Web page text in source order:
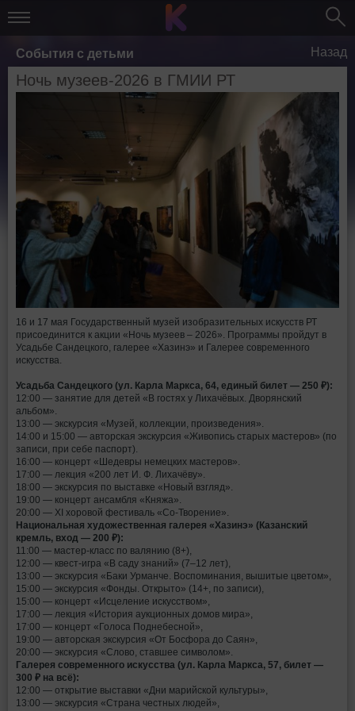
События с детьми Назад
Ночь музеев-2026 в ГМИИ РТ
16 и 17 мая Государственный музей изобразительных искусств РТ
присоединится к акции «Ночь музеев – 2026». Программы пройдут в
Усадьбе Сандецкого, галерее «Хазинэ» и Галерее современного
искусства.
Усадьба Сандецкого (ул. Карла Маркса, 64, единый билет — 250 ₽):
12:00 — занятие для детей «В гостях у Лихачёвых. Дворянский
альбом».
13:00 — экскурсия «Музей, коллекции, произведения».
14:00 и 15:00 — авторская экскурсия «Живопись старых мастеров» (по
записи, при себе паспорт).
16:00 — концерт «Шедевры немецких мастеров».
17:00 — лекция «200 лет И. Ф. Лихачёву».
18:00 — экскурсия по выставке «Новый взгляд».
19:00 — концерт ансамбля «Княжа».
20:00 — XI хоровой фестиваль «Со‑Творение».
Национальная художественная галерея «Хазинэ» (Казанский
кремль, вход — 200 ₽):
11:00 — мастер‑класс по валянию (8+),
12:00 — квест‑игра «В саду знаний» (7–12 лет),
13:00 — экскурсия «Баки Урманче. Воспоминания, вышитые цветом»,
15:00 — экскурсия «Фонды. Открыто» (14+, по записи),
15:00 — концерт «Исцеление искусством»,
17:00 — лекция «История аукционных домов мира»,
17:00 — концерт «Голоса Поднебесной»,
19:00 — авторская экскурсия «От Босфора до Саян»,
20:00 — экскурсия «Слово, ставшее символом».
Галерея современного искусства (ул. Карла Маркса, 57, билет —
300 ₽ на всё):
12:00 — открытие выставки «Дни марийской культуры»,
13:00 — экскурсия «Страна честных людей»,